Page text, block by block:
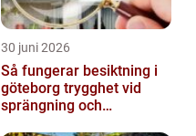
30 juni 2026
Så fungerar besiktning i
göteborg trygghet vid
sprängning och